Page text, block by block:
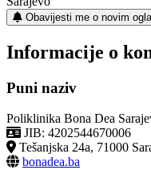
Obavijesti me o novim
Informacije o
Puni naziv
Poliklinika Bona Dea
JIB: 4202544670006
Tešanjska 24a, 71000
bonadea.ba